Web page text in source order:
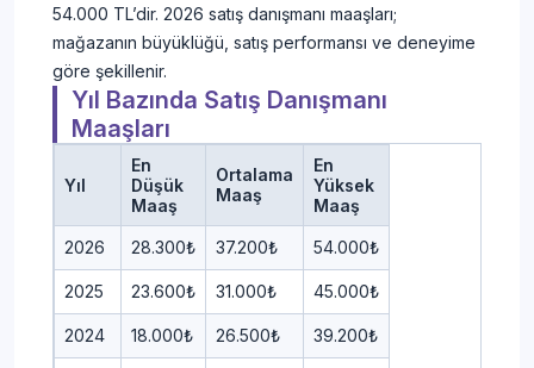
54.000 TL’dir. 2026 satış danışmanı maaşları;
mağazanın büyüklüğü, satış performansı ve deneyime
göre şekillenir.
Yıl Bazında Satış Danışmanı
Maaşları
Yıl
En
Düşük
Maaş
Ortalama
Maaş
En
Yüksek
Maaş
2026 28.300₺ 37.200₺ 54.000₺
2025 23.600₺ 31.000₺ 45.000₺
2024 18.000₺ 26.500₺ 39.200₺